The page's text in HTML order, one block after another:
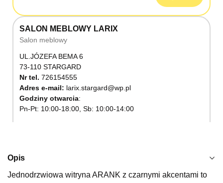
SALON MEBLOWY LARIX
Salon meblowy
UL.JÓZEFA BEMA 6
73-110 STARGARD
Nr tel. 726154555
Adres e-mail: larix.stargard@wp.pl
Godziny otwarcia
Pn-Pt: 10:00-18:00, Sb: 10:00-14:00
SALON MEBLOWY KUBUŚ
Opis
Jednodrzwiowa witryna ARANK z czarnymi akcentami to